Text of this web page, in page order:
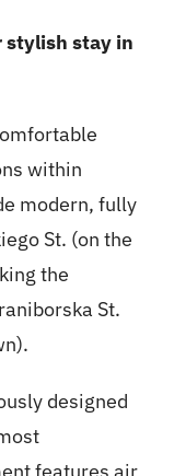
stylish stay in
within
modern, fully
St. (on the
the
St.
designed
features air